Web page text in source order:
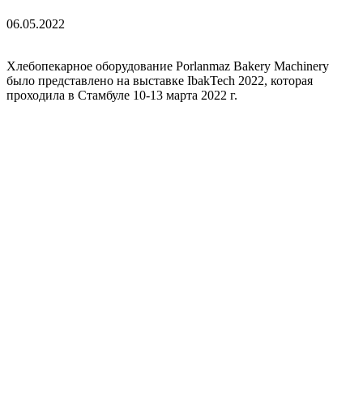
06.05.2022
Хлебопекарное оборудование Porlanmaz Bakery Machinery
было представлено на выставке IbakTech 2022, которая
проходила в Стамбуле 10-13 марта 2022 г.